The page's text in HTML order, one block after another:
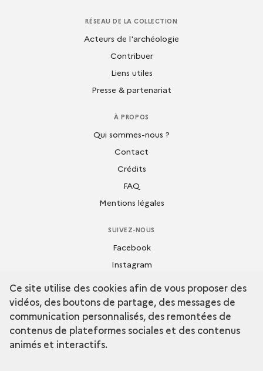
RÉSEAU DE LA COLLECTION
Acteurs de l'archéologie
Contribuer
Liens utiles
Presse & partenariat
À PROPOS
Qui sommes-nous ?
Contact
Crédits
FAQ
Mentions légales
SUIVEZ-NOUS
Facebook
Instagram
Flickr
Dailymotion
Youtube
Ce site utilise des cookies afin de vous proposer des
vidéos, des boutons de partage, des messages de
communication personnalisés, des remontées de
contenus de plateformes sociales et des contenus
animés et interactifs.